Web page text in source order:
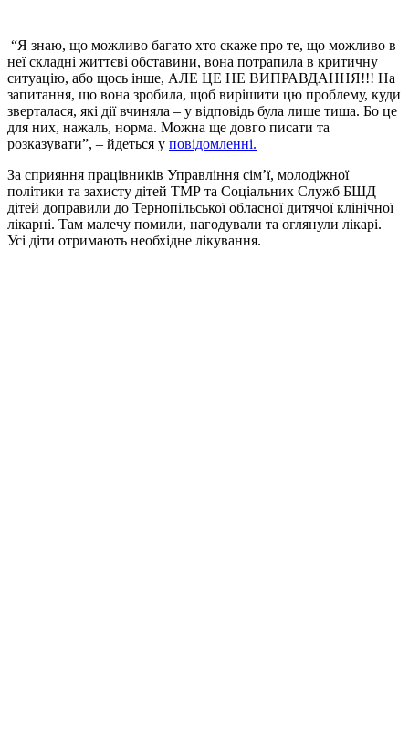
“Я знаю, що можливо багато хто скаже про те, що можливо в
неї складні життєві обставини, вона потрапила в критичну
ситуацію, або щось інше, АЛЕ ЦЕ НЕ ВИПРАВДАННЯ!!! На
запитання, що вона зробила, щоб вирішити цю проблему, куди
зверталася, які дії вчиняла – у відповідь була лише тиша. Бо це
для них, нажаль, норма. Можна ще довго писати та
розказувати”, – йдеться у повідомленні.
За сприяння працівників Управління сім’ї, молодіжної
політики та захисту дітей ТМР та Соціальних Служб БШД
дітей доправили до Тернопільської обласної дитячої клінічної
лікарні. Там малечу помили, нагодували та оглянули лікарі.
Усі діти отримають необхідне лікування.